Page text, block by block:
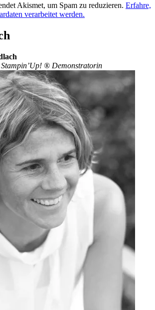
Akismet, um Spam zu reduzieren. Erfahre,
verarbeitet werden.
® Demonstratorin